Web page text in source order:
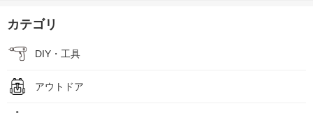
カテゴリ
DIY・工具
アウトドア